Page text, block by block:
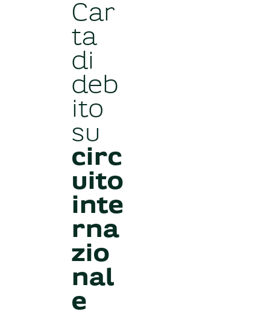
Car
ta
di
deb
ito
su
circ
uito
inte
rna
zio
nal
e